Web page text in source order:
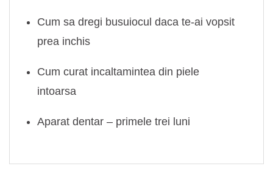
Cum sa dregi busuiocul daca te-ai vopsit
prea inchis
Cum curat incaltamintea din piele
intoarsa
Aparat dentar – primele trei luni